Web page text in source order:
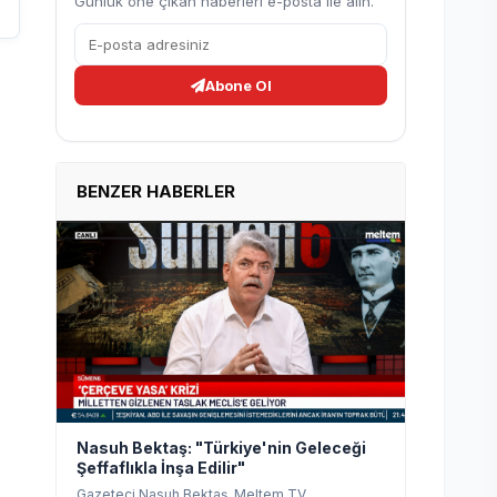
Abone Ol
BENZER HABERLER
Nasuh Bektaş: "Türkiye'nin Geleceği
Şeffaflıkla İnşa Edilir"